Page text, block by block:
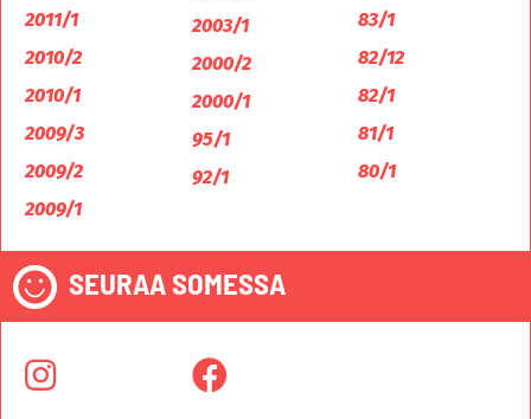
2011/1
2010/2
2010/1
2009/3
2009/2
2009/1
2003/1
2000/2
2000/1
95/1
92/1
83/1
82/12
82/1
81/1
80/1
SEURAA SOMESSA